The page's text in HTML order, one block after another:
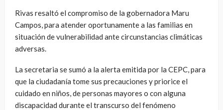
Rivas resaltó el compromiso de la gobernadora Maru
Campos, para atender oportunamente a las familias en
situación de vulnerabilidad ante circunstancias climáticas
adversas.
La secretaria se sumó a la alerta emitida por la CEPC, para
que la ciudadanía tome sus precauciones y priorice el
cuidado en niños, de personas mayores o con alguna
discapacidad durante el transcurso del fenómeno